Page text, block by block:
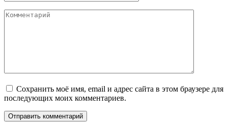
Комментарий
Сохранить моё имя, email и адрес сайта в этом браузере для
последующих моих комментариев.